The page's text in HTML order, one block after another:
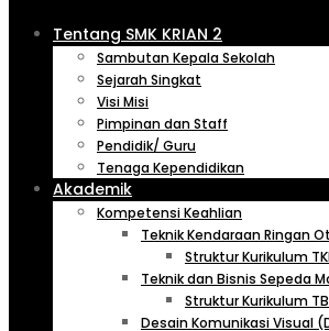
Tentang SMK KRIAN 2
Sambutan Kepala Sekolah
Sejarah Singkat
Visi Misi
Pimpinan dan Staff
Pendidik/ Guru
Tenaga Kependidikan
Akademik
Kompetensi Keahlian
Teknik Kendaraan Ringan
Struktur Kurikulum
Teknik dan Bisnis Sepeda
Struktur Kurikulum
Desain Komunikasi Visual